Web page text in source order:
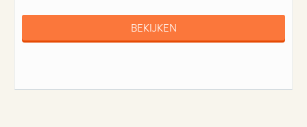
BEKIJKEN